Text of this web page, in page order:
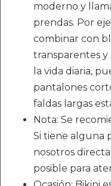
moderno y
prendas. Por
combinar con
transparentes
la vida diaria,
pantalones
faldas largas
Nota: Se
Si tiene alguna
nosotros
posible para